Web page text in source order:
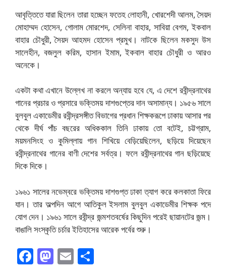
আবৃত্তিতে যারা ছিলেন তারা হচ্ছেন ফতেহ লোহানী, খোরশেদী আলম, সৈয়দ
মোহাম্মদ হোসেন, গোলাম মোরশেদ, সেলিনা বাহার, সাবিয়া বেগম, ইকবাল
বাহার চৌধুরী, সৈয়দ আহমদ হোসেন প্রমুখ। নাটকে ছিলেন মকসুদ উস
সালেহীন, বজলুল করিম, হাসান ইমাম, ইকবাল বাহার চৌধুরী ও আরও
অনেকে।
একটা কথা এখানে উল্লেখ না করলে অন্যায় হবে যে, এ দেশে রবীন্দ্রনাথের
গানের প্রচার ও প্রসারে ভক্তিময় দাশগুপ্তের দান অসামান্য। ১৯৫৬ সালে
বুলবুল একাডেমীর রবীন্দ্রসঙ্গীত বিভাগের প্রধান শিক্ষকরূপে ঢাকায় আসার পর
থেকে দীর্ঘ পাঁচ বছরের অধিককাল তিনি ঢাকায় তো বটেই, চট্টগ্রাম,
ময়মনসিংহ ও কুমিল্লায় গান শিখিয়ে বেড়িয়েছিলেন, ছড়িয়ে দিয়েছেন
রবীন্দ্রনাথের গানের বাণী দেশের সর্বত্র। ফলে রবীন্দ্রনাথের গান ছড়িয়েছে
দিকে দিকে।
১৯৬১ সালের নভেম্বরে ভক্তিময় দাশগুপ্ত ঢাকা ত্যাগ করে কলকাতা ফিরে
যান। তার অল্পদিন আগে আতিকুল ইসলাম বুলবুল একাডেমীর শিক্ষক পদে
যোগ দেন। ১৯৬১ সালে রবীন্দ্র জন্মশতবর্ষের কিছুদিন পরেই ছায়ানটের জন্ম।
বাঙালি সংস্কৃতি চর্চার ইতিহাসের আরেক পর্বের শুরু।
F M E